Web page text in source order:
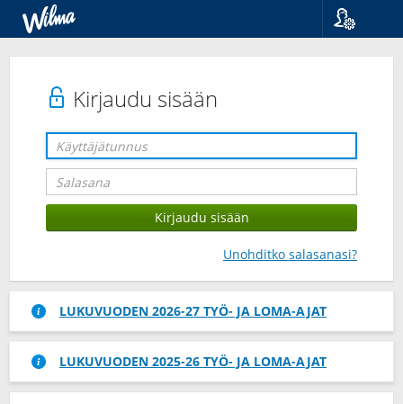
Kirjaudu sisään
Unohditko salasanasi?
LUKUVUODEN 2026-27 TYÖ- JA LOMA-AJAT
LUKUVUODEN 2025-26 TYÖ- JA LOMA-AJAT